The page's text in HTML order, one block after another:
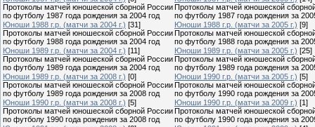
Протоколы матчей юношеской сборной России
по футболу 1987 года рождения за 2004 год
Протоколы матчей юношеской
по футболу 1987 года рождения за
Юноши 1988 г.р. (матчи за 2004 г.) [31]
Протоколы матчей юношеской сборной России
по футболу 1988 года рождения за 2004 год
Юноши 1988 г.р. (матчи за 2005 г.) [9]
Протоколы матчей юношеской
по футболу 1988 года рождения за
Юноши 1989 г.р. (матчи за 2004 г.) [11]
Протоколы матчей юношеской сборной России
по футболу 1989 года рождения за 2004 год
Юноши 1989 г.р. (матчи за 2005 г.) [25]
Протоколы матчей юношеской
по футболу 1989 года рождения за
Юноши 1989 г.р. (матчи за 2008 г.) [0]
Протоколы матчей юношеской сборной России
по футболу 1989 года рождения за 2008 год
Юноши 1990 г.р. (матчи за 2005 г.) [5]
Протоколы матчей юношеской
по футболу 1990 года рождения за
Юноши 1990 г.р. (матчи за 2008 г.) [5]
Протоколы матчей юношеской сборной России
по футболу 1990 года рождения за 2008 год
Юноши 1990 г.р. (матчи за 2009 г.) [1]
Протоколы матчей юношеской
по футболу 1990 года рождения за